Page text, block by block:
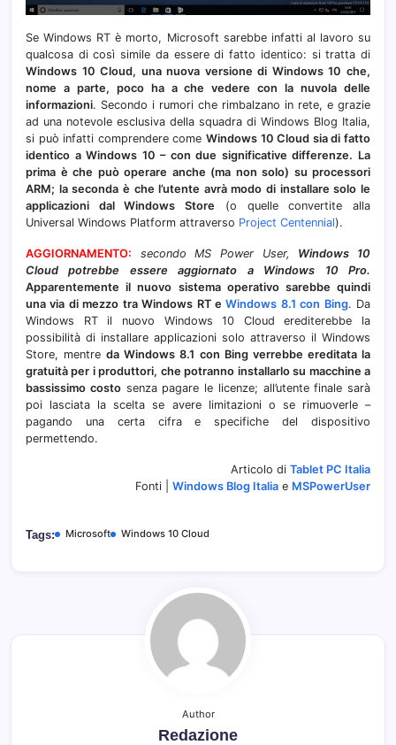
Se Windows RT è morto, Microsoft sarebbe infatti al lavoro su
qualcosa di così simile da essere di fatto identico: si tratta di
Windows 10 Cloud, una nuova versione di Windows 10 che,
nome a parte, poco ha a che vedere con la nuvola delle
informazioni. Secondo i rumori che rimbalzano in rete, e grazie
ad una notevole esclusiva della squadra di Windows Blog Italia,
si può infatti comprendere come Windows 10 Cloud sia di fatto
identico a Windows 10 – con due significative differenze. La
prima è che può operare anche (ma non solo) su processori
ARM; la seconda è che l’utente avrà modo di installare solo le
applicazioni dal Windows Store (o quelle convertite alla
Universal Windows Platform attraverso Project Centennial).
AGGIORNAMENTO: secondo MS Power User, Windows 10
Cloud potrebbe essere aggiornato a Windows 10 Pro.
Apparentemente il nuovo sistema operativo sarebbe quindi
una via di mezzo tra Windows RT eWindows 8.1 con Bing. Da
Windows RT il nuovo Windows 10 Cloud erediterebbe la
possibilità di installare applicazioni solo attraverso il Windows
Store, mentreda Windows 8.1 con Bing verrebbe ereditata la
gratuità per i produttori, che potranno installarlo su macchine a
bassissimo costosenza pagare le licenze; all’utente finale sarà
poi lasciata la scelta se avere limitazioni o se rimuoverle –
pagando una certa cifra e specifiche del dispositivo
permettendo.
Articolo di Tablet PC Italia
Fonti | Windows Blog Italia e MSPowerUser
Tags: Microsoft Windows 10 Cloud
Author
Redazione